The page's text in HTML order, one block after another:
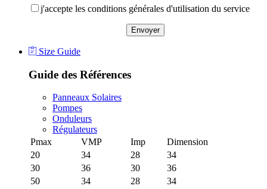
j'accepte les conditions générales d'utilisation du service
Size Guide
Guide des Références
Panneaux Solaires
Pompes
Onduleurs
Régulateurs
Pmax
VMP Imp
Dimension
20
34 28
34
30
36 30
36
50
34 28
34